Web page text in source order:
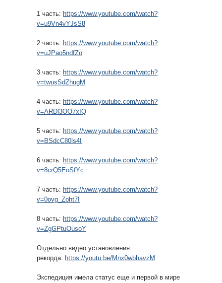
1 часть: https://www.youtube.com/watch?
v=u9Vn4vYJsS8
2 часть: https://www.youtube.com/watch?
v=uJPao5ndfZo
3 часть: https://www.youtube.com/watch?
v=twusSdZhugM
4 часть: https://www.youtube.com/watch?
v=ARDl3OO7xIQ
5 часть: https://www.youtube.com/watch?
v=BSdcC80ls4I
6 часть: https://www.youtube.com/watch?
v=8crQ5EoSfYc
7 часть: https://www.youtube.com/watch?
v=0ovg_Zoht7I
8 часть: https://www.youtube.com/watch?
v=ZgGPtuOusoY
Отдельно видео установления
рекорда: https://youtu.be/Mnx0wbhavzM
Экспедиция имела статус еще и первой в мире